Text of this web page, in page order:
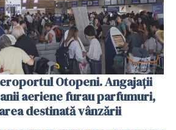
Otopeni. Angajații
aeriene furau parfumuri,
destinată vânzării